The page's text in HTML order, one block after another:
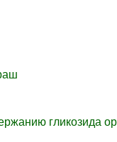
гликозида